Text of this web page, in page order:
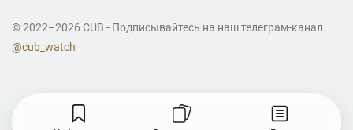
© 2022–2026 CUB - Подписывайтесь на наш телеграм-канал
@cub_watch